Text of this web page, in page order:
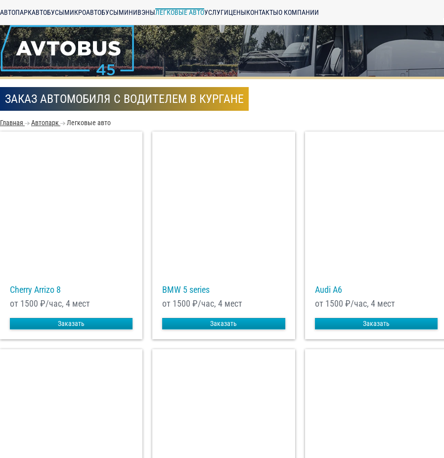
АВТОПАРКАВТОБУСЫМИКРОАВТОБУСЫМИНИВЭНЫЛЕГКОВЫЕ АВТОУСЛУГИЦЕНЫКОНТАКТЫО КОМПАНИИ
ЗАКАЗ АВТОМОБИЛЯ С ВОДИТЕЛЕМ В КУРГАНЕ
Главная Автопарк Легковые авто
Cherry Arrizo 8
от 1500 ₽/час, 4 мест
Заказать
BMW 5 series
от 1500 ₽/час, 4 мест
Заказать
Audi A6
от 1500 ₽/час, 4 мест
Заказать